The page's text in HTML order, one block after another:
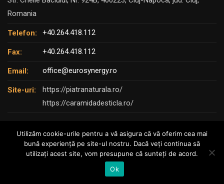
Romania
Telefon: +40.264.418.112
Fax: +40.264.418.112
Email: office@eurosynergy.ro
Site-uri:
https://piatranaturala.ro/
https://caramidadesticla.ro/
© Copyright 2025 – EURO SYNERGY
Utilizăm cookie-urile pentru a vă asigura că vă oferim cea mai
bună experiență pe site-ul nostru. Dacă veți continua să
utilizați acest site, vom presupune că sunteți de acord.
Ok